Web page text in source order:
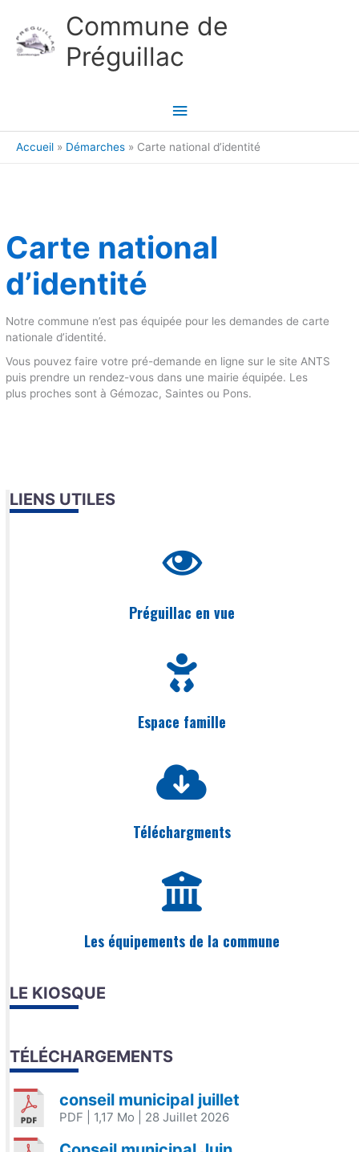
Commune de
Préguillac
Menu
principal
Accueil Démarches Carte national d’identité
Carte national
d’identité
Notre commune n’est pas équipée pour les demandes de carte
nationale d’identité.
Vous pouvez faire votre pré-demande en ligne sur le site ANTS
puis prendre un rendez-vous dans une mairie équipée. Les
plus proches sont à Gémozac, Saintes ou Pons.
LIENS UTILES
Préguillac en vue
Espace famille
Téléchargments
Les équipements de la commune
LE KIOSQUE
TÉLÉCHARGEMENTS
conseil municipal juillet
PDF | 1,17 Mo | 28 Juillet 2026